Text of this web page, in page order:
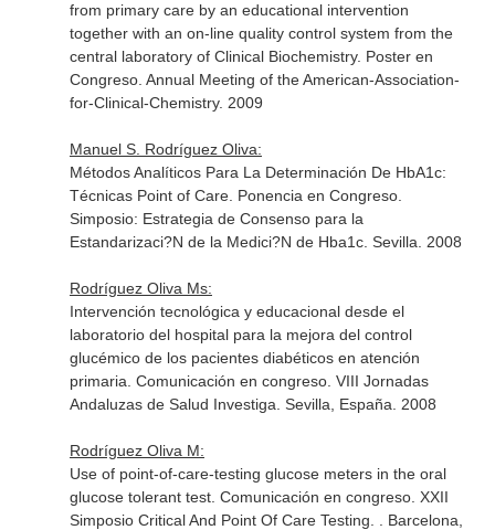
from primary care by an educational intervention
together with an on-line quality control system from the
central laboratory of Clinical Biochemistry. Poster en
Congreso. Annual Meeting of the American-Association-
for-Clinical-Chemistry. 2009
Manuel S. Rodríguez Oliva:
Métodos Analíticos Para La Determinación De HbA1c:
Técnicas Point of Care. Ponencia en Congreso.
Simposio: Estrategia de Consenso para la
Estandarizaci?N de la Medici?N de Hba1c. Sevilla. 2008
Rodríguez Oliva Ms:
Intervención tecnológica y educacional desde el
laboratorio del hospital para la mejora del control
glucémico de los pacientes diabéticos en atención
primaria. Comunicación en congreso. VIII Jornadas
Andaluzas de Salud Investiga. Sevilla, España. 2008
Rodríguez Oliva M:
Use of point-of-care-testing glucose meters in the oral
glucose tolerant test. Comunicación en congreso. XXII
Simposio Critical And Point Of Care Testing. . Barcelona,